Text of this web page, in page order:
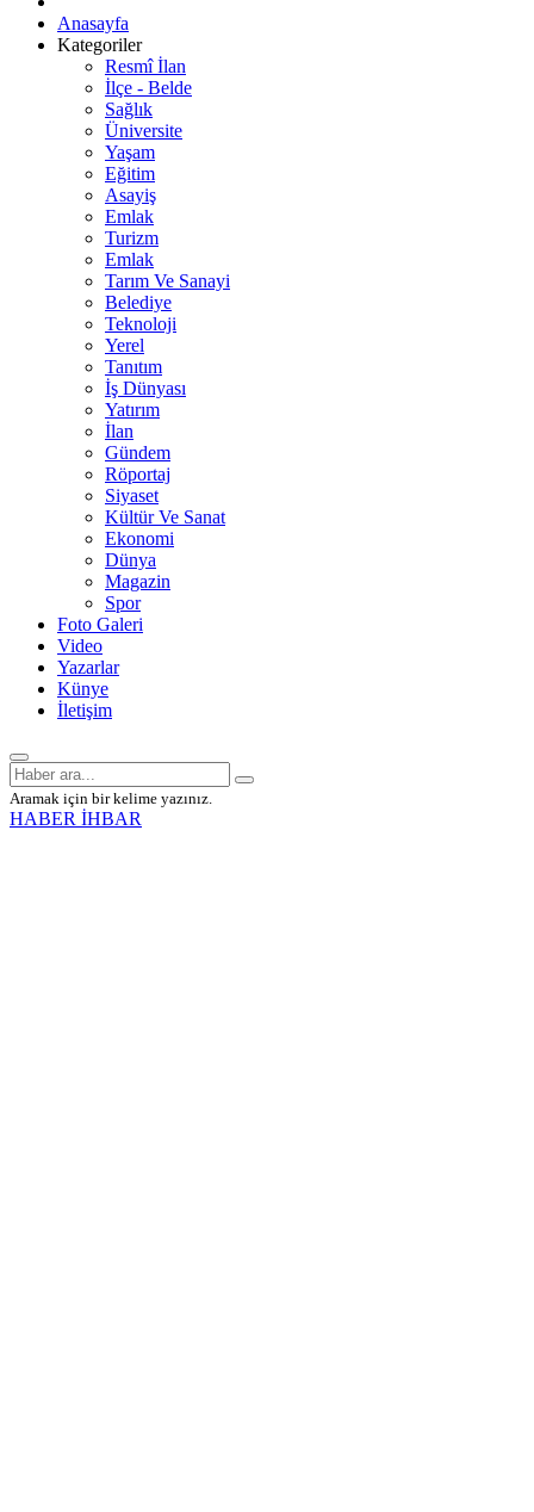
Anasayfa
Kategoriler
Resmî İlan
İlçe - Belde
Sağlık
Üniversite
Yaşam
Eğitim
Asayiş
Emlak
Turizm
Emlak
Tarım Ve Sanayi
Belediye
Teknoloji
Yerel
Tanıtım
İş Dünyası
Yatırım
İlan
Gündem
Röportaj
Siyaset
Kültür Ve Sanat
Ekonomi
Dünya
Magazin
Spor
Foto Galeri
Video
Yazarlar
Künye
İletişim
Aramak için bir kelime yazınız.
HABER İHBAR